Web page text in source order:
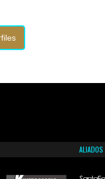
ALIADOS